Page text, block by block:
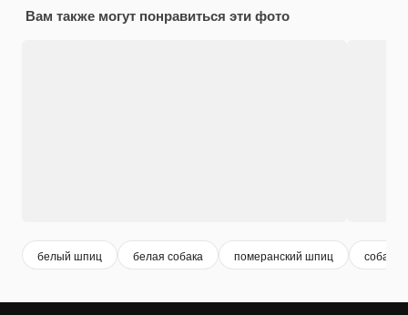
Вам также могут понравиться эти фото
белый шпиц белая собака померанский шпиц собака